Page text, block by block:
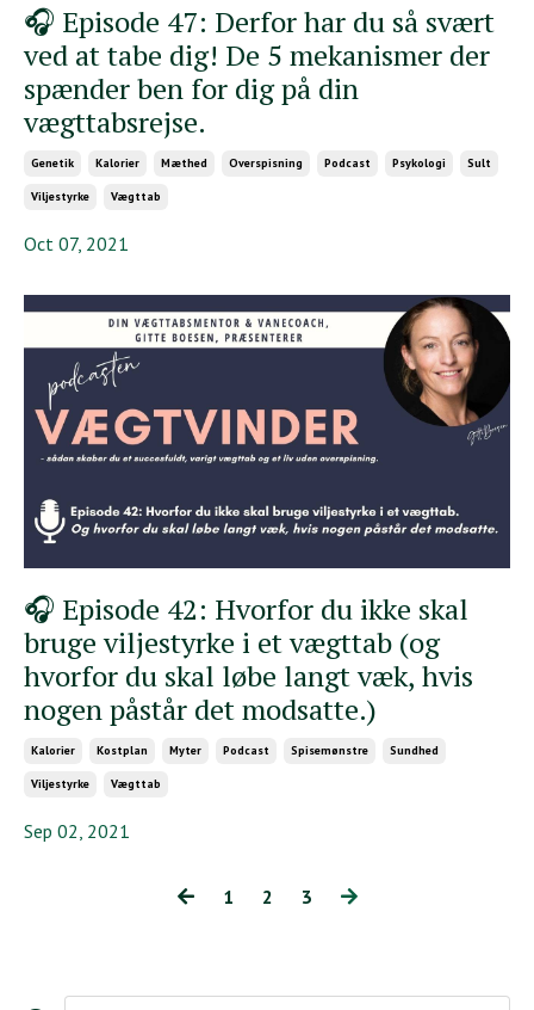
🎧 Episode 47: Derfor har du så svært
ved at tabe dig! De 5 mekanismer der
spænder ben for dig på din
vægttabsrejse.
Genetik Kalorier Mæthed Overspisning Podcast Psykologi Sult
Viljestyrke Vægttab
Oct 07, 2021
🎧 Episode 42: Hvorfor du ikke skal
bruge viljestyrke i et vægttab (og
hvorfor du skal løbe langt væk, hvis
nogen påstår det modsatte.)
Kalorier Kostplan Myter Podcast Spisemønstre Sundhed
Viljestyrke Vægttab
Sep 02, 2021
1 2 3